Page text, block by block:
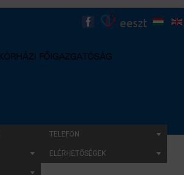
TELEFON
ELÉRHETŐSÉGEK